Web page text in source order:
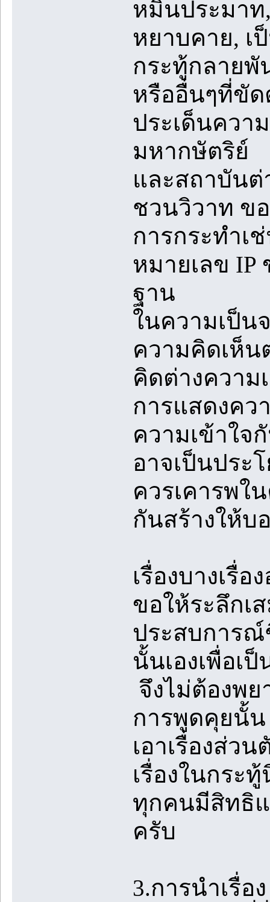
หมิ่นประมาท
หยาบคาย, เ
กระทู้กลายพั
หรืออื่นๆที่ขัด
ประเด็นควา
มหากษัตริย์
และสถาบันต่
ชวนวิวาท ข
การกระทำ
หมายเลข IP
ฐาน
ในความเป็น
ความคิดเห็
คิดต่างความ
การแสดงคว
ความเข้าใจ
อาจเป็นประ
ควรเคารพใ
กันสร้างให้
เรื่องบางเรื่อ
ขอให้ระลึกเ
ประสบการณ์
นั้นเองเพื่อเ
จึงไม่ต้องพย
การพูดคุยนั้
เอาเรื่องส่ว
เรื่องในกระ
ทุกคนมีสิทธิ
ครับ
3.การนำเรื่